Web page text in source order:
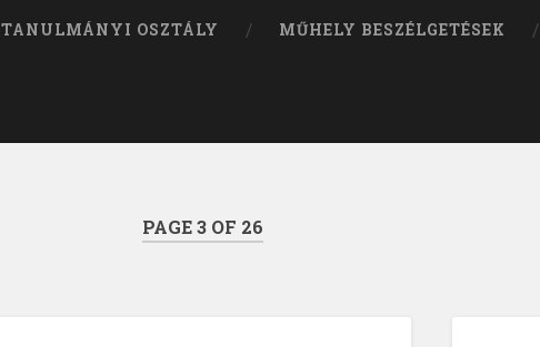
TANULMÁNYI OSZTÁLY MŰHELY BESZÉLGETÉSEK
PAGE 3 OF 26